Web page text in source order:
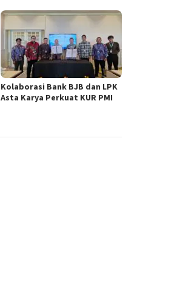
Kolaborasi Bank BJB dan LPK
Asta Karya Perkuat KUR PMI